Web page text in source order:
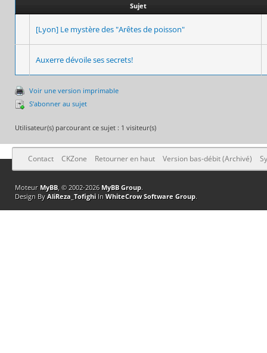
Sujet
[Lyon] Le mystère des "Arêtes de poisson"
Auxerre dévoile ses secrets!
Voir une version imprimable
S’abonner au sujet
Utilisateur(s) parcourant ce sujet : 1 visiteur(s)
Contact CKZone Retourner en haut Version bas-débit (Archivé)
Moteur MyBB, © 2002-2026 MyBB Group.
Design By AliReza_TofighiIn WhiteCrow Software Group.